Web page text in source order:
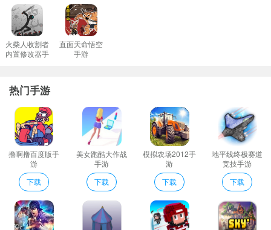
向其他玩家或者家人讲述楚庄王三年不飞、一飞冲天的故事。这样
不仅能增加游戏的知识性，还能增进与他人的交流。
火柴人收割者
内置修改器手
直面天命悟空
手游
热门手游
撸啊撸百度版手
游
下载
美女跑酷大作战
手游
下载
模拟农场2012手
游
下载
地平线终极赛道
竞技手游
下载